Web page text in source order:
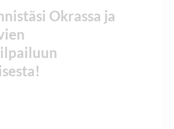
Okrassa ja